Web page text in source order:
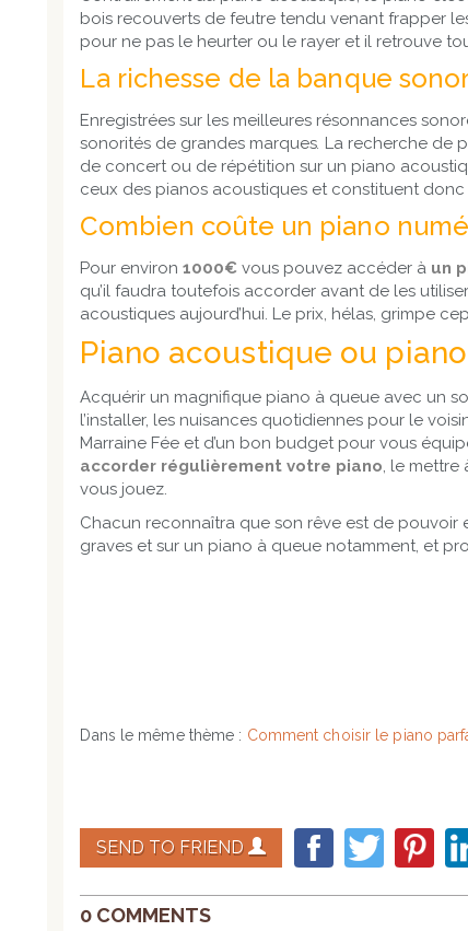
bois recouverts de feutre tendu venant frapper
pour ne pas le heurter ou le rayer et il retrouve
La richesse de la banque
Enregistrées sur les meilleures résonnances
sonorités de grandes marques. La recherche de
de concert ou de répétition sur un piano
ceux des pianos acoustiques et constituent
Combien coûte un piano
Pour environ 1000€ vous pouvez accéder à un
qu’il faudra toutefois accorder avant de les
acoustiques aujourd’hui. Le prix, hélas, grimpe
Piano acoustique ou
Acquérir un magnifique piano à queue avec un
l’installer, les nuisances quotidiennes pour le
Marraine Fée et d’un bon budget pour vous
accorder régulièrement votre piano, le mettre
vous jouez.
Chacun reconnaîtra que son rêve est de
graves et sur un piano à queue notamment, et
Dans le même thème : Comment choisir le piano
SEND TO FRIEND
0 COMMENTS